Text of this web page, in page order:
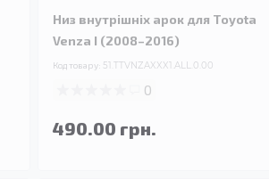
Низ внутрішніх арок для Toyota
Venza I (2008–2016)
Код товару: 51.TTVNZAXXX1.ALL.0.00
0
490.00 грн.